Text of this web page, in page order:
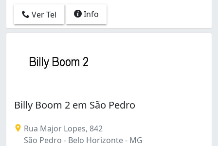
Ver Tel Info
Billy Boom 2 em São Pedro
Rua Major Lopes, 842
São Pedro - Belo Horizonte - MG